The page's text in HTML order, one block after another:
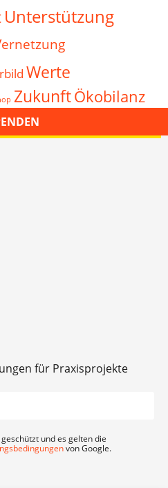
Unterstützung
Werte
ZukunftÖkobilanz
für Praxisprojekte
und es gelten die
von Google.